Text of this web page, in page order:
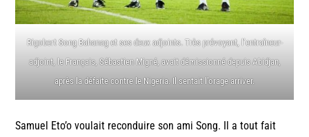
Rigobert Song Bahanag et ses deux adjoints. Très prévoyant, l’entraîneur-
adjoint, le Français, Sébastien Migné, avait démissionné depuis Abidjan,
après la défaite contre le Nigeria. Il sentait l’orage arriver.
Samuel Eto’o voulait reconduire son ami Song. Il a tout fait